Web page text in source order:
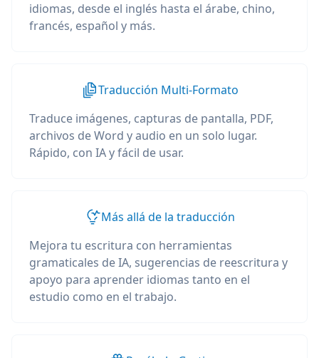
idiomas, desde el inglés hasta el árabe, chino,
francés, español y más.
Traducción Multi-Formato
Traduce imágenes, capturas de pantalla, PDF,
archivos de Word y audio en un solo lugar.
Rápido, con IA y fácil de usar.
Más allá de la traducción
Mejora tu escritura con herramientas
gramaticales de IA, sugerencias de reescritura y
apoyo para aprender idiomas tanto en el
estudio como en el trabajo.